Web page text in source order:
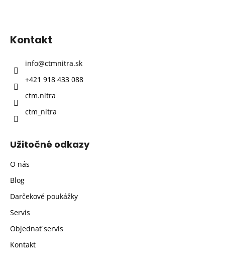
Z
Kontakt
info@ctmnitra.sk
+421 918 433 088
ctm.nitra
ctm_nitra
Užitočné odkazy
O nás
Blog
Darčekové poukážky
Servis
Objednať servis
Kontakt